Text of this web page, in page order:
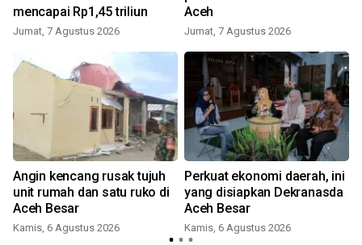
mencapai Rp1,45 triliun
Jumat, 7 Agustus 2026
Aceh
Jumat, 7 Agustus 2026
Angin kencang rusak tujuh
unit rumah dan satu ruko di
Aceh Besar
Kamis, 6 Agustus 2026
Perkuat ekonomi daerah, ini
yang disiapkan Dekranasda
Aceh Besar
Kamis, 6 Agustus 2026